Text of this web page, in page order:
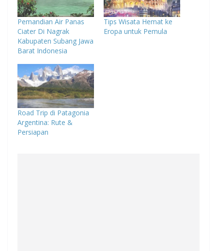
Pemandian Air Panas
Ciater Di Nagrak
Kabupaten Subang Jawa
Barat Indonesia
Tips Wisata Hemat ke
Eropa untuk Pemula
Road Trip di Patagonia
Argentina: Rute &
Persiapan